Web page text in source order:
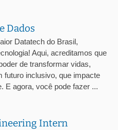
Dados
Datatech do Brasil,
Aqui, acreditamos que
de transformar vidas,
futuro inclusivo, que impacte
E agora, você pode fazer ...
Intern